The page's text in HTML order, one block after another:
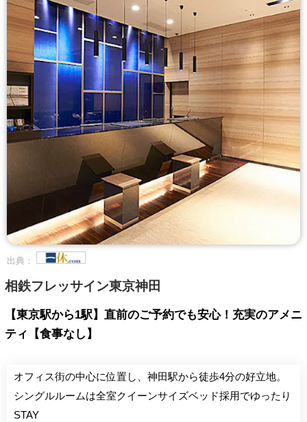
出典：
相鉄フレッサイン東京神田
【東京駅から1駅】直前のご予約でも安心！充実のアメニ
ティ【食事なし】
オフィス街の中心に位置し、神田駅から徒歩4分の好立地。
シングルルームは全室クイーンサイズベッド採用でゆったり
STAY